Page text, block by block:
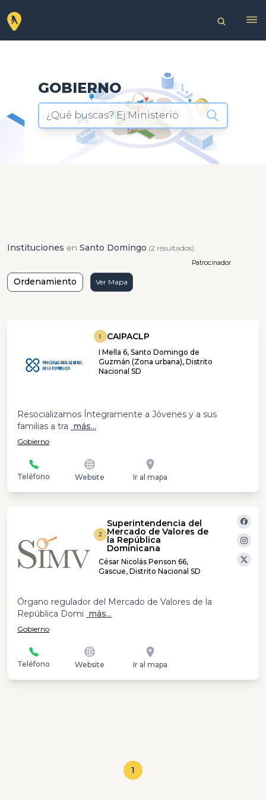
GOBIERNO
¿Qué buscas? Ej:Ministerio
Instituciones en Santo Domingo (2 resultados)
Ordenamiento Ver Mapa
Patrocinador
1 CAIPACLP
I Mella 6, Santo Domingo de
Guzmán (Zona urbana), Distrito
Nacional SD
Resocializamos Íntegramente a Jóvenes y a sus
familias a tra más...
Gobierno
Teléfono Website Ir al mapa
2
Superintendencia del
Mercado de Valores de
la República
Dominicana
César Nicolás Penson 66,
Gascue, Distrito Nacional SD
Órgano regulador del Mercado de Valores de la
República Domi más...
Gobierno
Teléfono Website Ir al mapa
1